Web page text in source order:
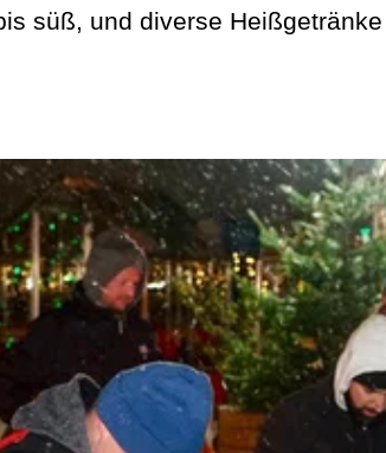
süß, und diverse